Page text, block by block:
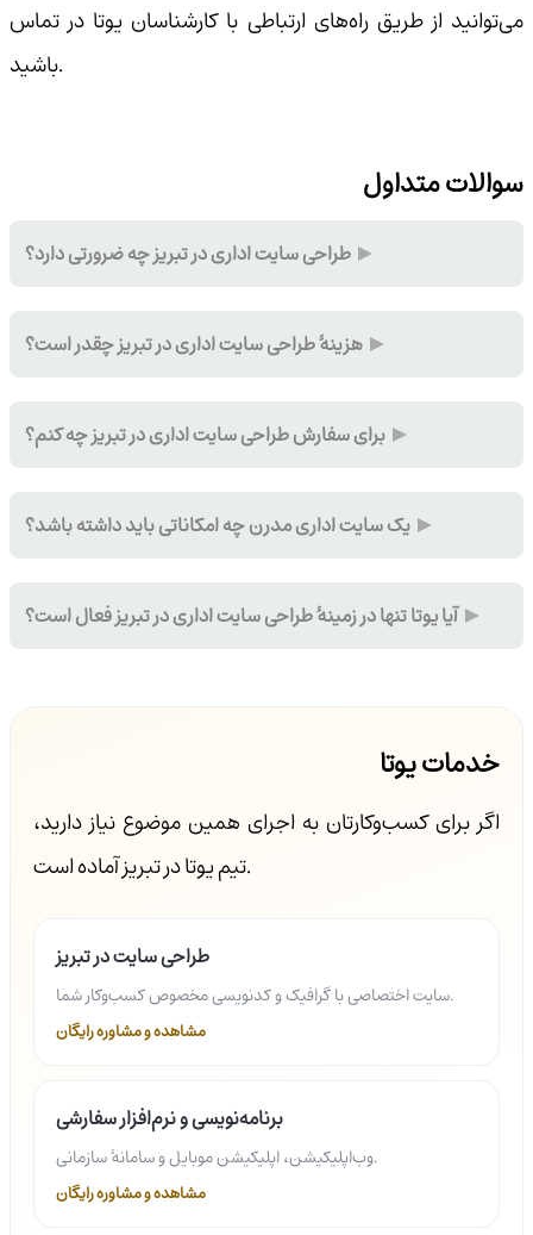
می‌توانید از طریق راه‌های ارتباطی با کارشناسان یوتا در تماس
باشید.
سوالات متداول
طراحی سایت اداری در تبریز چه ضرورتی دارد؟
هزینهٔ طراحی سایت اداری در تبریز چقدر است؟
برای سفارش طراحی سایت اداری در تبریز چه کنم؟
یک سایت اداری مدرن چه امکاناتی باید داشته باشد؟
آیا یوتا تنها در زمینهٔ طراحی سایت اداری در تبریز فعال است؟
خدمات یوتا
اگر برای کسب‌وکارتان به اجرای همین موضوع نیاز دارید،
تیم یوتا در تبریز آماده است.
طراحی سایت در تبریز
سایت اختصاصی با گرافیک و کدنویسی مخصوص کسب‌وکار شما.
مشاهده و مشاوره رایگان
برنامه‌نویسی و نرم‌افزار سفارشی
وب‌اپلیکیشن، اپلیکیشن موبایل و سامانهٔ سازمانی.
مشاهده و مشاوره رایگان